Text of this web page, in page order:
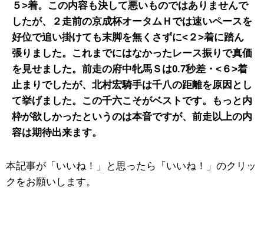
５>着。この内容も決して悪いものではありませんで
したが、２走前の京成杯オータムＨでは速いペースを
好位で追い掛けても末脚を無くさずに<２>着に踏ん
張りました。これまでにはなかったレース振りで真価
を見せました。前走の府中牝馬Ｓは0.7秒差・<６>着
止まりでしたが、北村宏騎手は千八の距離を原因とし
て挙げました。この千六こそがベストです。もっと内
枠が欲しかったというのは本音ですが、前走以上の内
容は期待出来ます。
本記事が「いいね！」と思ったら「いいね！」のクリッ
クをお願いします。